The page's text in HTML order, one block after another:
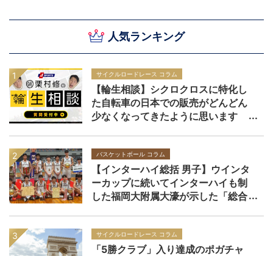
人気ランキング
サイクルロードレース コラム
【輪生相談】シクロクロスに特化し
た自転車の日本での販売がどんどん
少なくなってきたように思います
バスケットボール コラム
【インターハイ総括 男子】ウインタ
ーカップに続いてインターハイも制
した福岡大附属大濠が示した「総合
サイクルロードレース コラム
「5勝クラブ」入り達成のポガチャ